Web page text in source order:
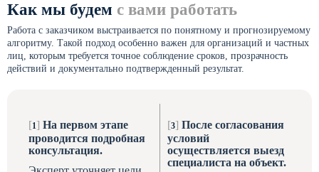
Как мы будем с вами работать
Работа с заказчиком выстраивается по понятному и прогнозируемому
алгоритму. Такой подход особенно важен для организаций и частных
лиц, которым требуется точное соблюдение сроков, прозрачность
действий и документально подтвержденный результат.
[ ] На первом этапе
проводится подробная
консультация.
[ ] После согласования
условий
осуществляется выезд
специалиста на объект.